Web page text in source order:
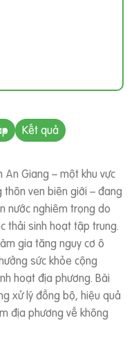
Kết quả
An Giang – một khu vực
ven biên giới – đang
nước nghiêm trọng do
thải sinh hoạt tập trung.
gia tăng nguy cơ ô
sức khỏe cộng
hoạt địa phương. Bài
xử lý đồng bộ, hiệu quả
địa phương về không